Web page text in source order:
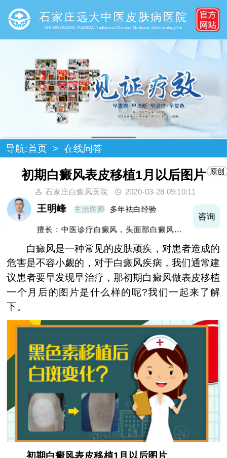
石家庄远大中医皮肤病医院
SHIJIAZHUANG YUANDA Traditional Chinese Medicine Dermatology Ho
导航:首页 > 在线问答
初期白癜风表皮移植1月以后图片
石家庄白癜风医院 2020-03-28 09:10:11
王明峰 主治医师 多年袪白经验
擅长：中医诊疗白癜风，头面部白癜风，青
咨询
白癜风是一种常见的皮肤顽疾，对患者造成的
危害是不容小觑的，对于白癜风疾病，我们通常建
议患者要早发现早治疗，那初期白癜风做表皮移植
一个月后的图片是什么样的呢?我们一起来了解
下。
初期白癜风表皮移植1月以后图片